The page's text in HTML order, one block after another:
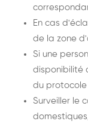
En cas
de la zone
Si une
disponibilité
du
Surveiller le